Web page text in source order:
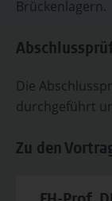
Brückenlagern.
Die
durchgeführt
Zu den